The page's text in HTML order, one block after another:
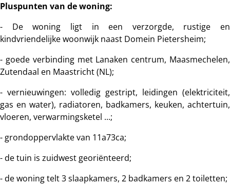
Pluspunten van de woning:
- De woning ligt in een verzorgde, rustige en
kindvriendelijke woonwijk naast Domein Pietersheim;
- goede verbinding met Lanaken centrum, Maasmechelen,
Zutendaal en Maastricht (NL);
- vernieuwingen: volledig gestript, leidingen (elektriciteit,
gas en water), radiatoren, badkamers, keuken, achtertuin,
vloeren, verwarmingsketel ...;
- grondoppervlakte van 11a73ca;
- de tuin is zuidwest georiënteerd;
- de woning telt 3 slaapkamers, 2 badkamers en 2 toiletten;